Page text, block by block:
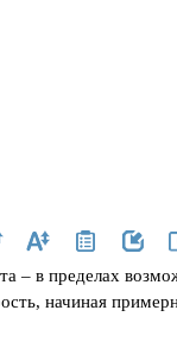
– в пределах
начиная